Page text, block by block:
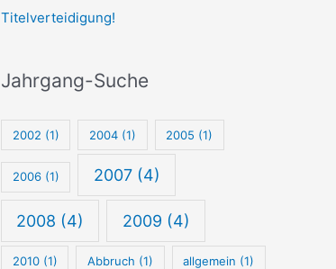
Titelverteidigung!
Jahrgang-Suche
2002 (1) 2004 (1) 2005 (1)
2006(1) 2007(4)
2008 (4) 2009 (4)
2010(1) Abbruch (1) allgemein (1)
S